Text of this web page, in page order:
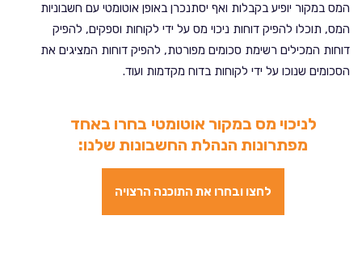
המס במקור יופיע בקבלות ואף יסתנכרן באופן אוטומטי עם חשבוניות
המס, תוכלו להפיק דוחות ניכוי מס על ידי לקוחות וספקים, להפיק
דוחות המכילים רשימת סכומים מפורטת, להפיק דוחות המציגים את
הסכומים שנוכו על ידי לקוחות בדוח מקדמות ועוד.
לניכוי מס במקור אוטומטי בחרו באחד
מפתרונות הנהלת החשבונות שלנו:
לחצו ובחרו את התוכנה הרצויה